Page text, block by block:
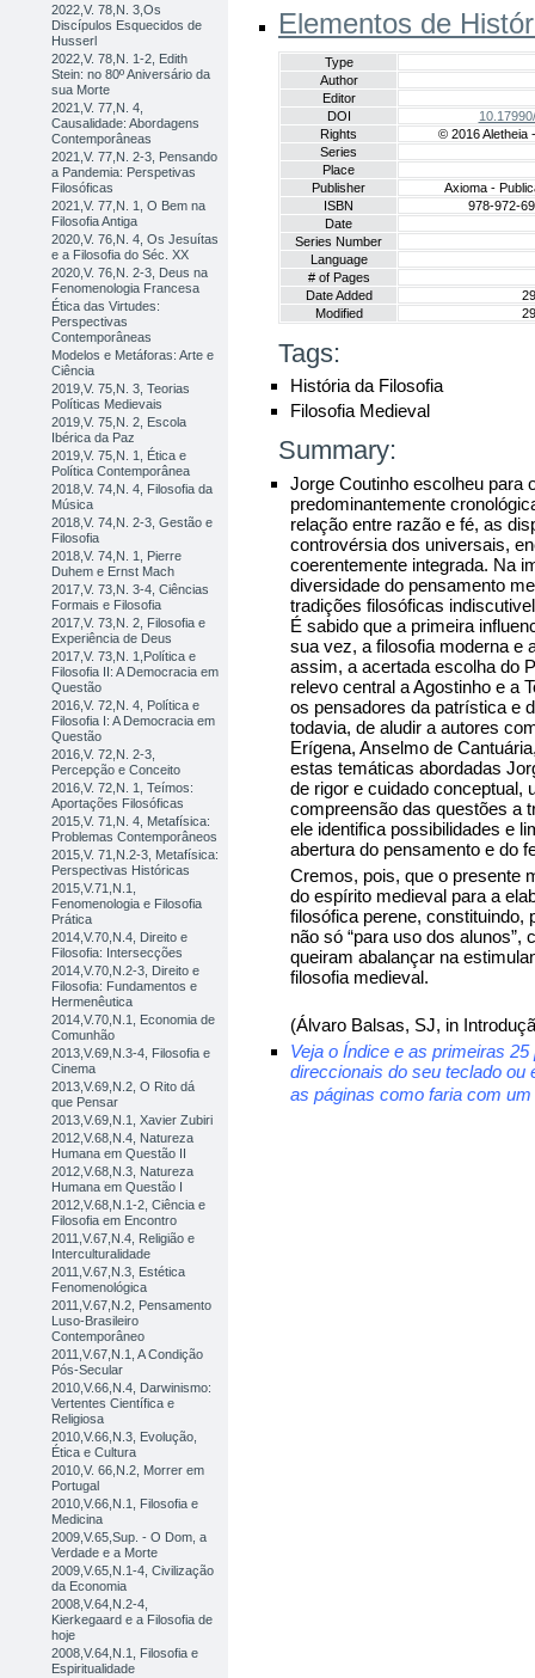
2022,V. 78,N. 3,Os
Discípulos Esquecidos de
Husserl
2022,V. 78,N. 1-2, Edith
Stein: no 80º Aniversário da
sua Morte
2021,V. 77,N. 4,
Causalidade: Abordagens
Contemporâneas
2021,V. 77,N. 2-3, Pensando
a Pandemia: Perspetivas
Filosóficas
2021,V. 77,N. 1, O Bem na
Filosofia Antiga
2020,V. 76,N. 4, Os Jesuítas
e a Filosofia do Séc. XX
2020,V. 76,N. 2-3, Deus na
Fenomenologia Francesa
Ética das Virtudes:
Perspectivas
Contemporâneas
Modelos e Metáforas: Arte e
Ciência
2019,V. 75,N. 3, Teorias
Políticas Medievais
2019,V. 75,N. 2, Escola
Ibérica da Paz
2019,V. 75,N. 1, Ética e
Política Contemporânea
2018,V. 74,N. 4, Filosofia da
Música
2018,V. 74,N. 2-3, Gestão e
Filosofia
2018,V. 74,N. 1, Pierre
Duhem e Ernst Mach
2017,V. 73,N. 3-4, Ciências
Formais e Filosofia
2017,V. 73,N. 2, Filosofia e
Experiência de Deus
2017,V. 73,N. 1,Política e
Filosofia II: A Democracia em
Questão
2016,V. 72,N. 4, Política e
Filosofia I: A Democracia em
Questão
2016,V. 72,N. 2-3,
Percepção e Conceito
2016,V. 72,N. 1, Teímos:
Aportações Filosóficas
2015,V. 71,N. 4, Metafísica:
Problemas Contemporâneos
2015,V. 71,N.2-3, Metafísica:
Perspectivas Históricas
2015,V.71,N.1,
Fenomenologia e Filosofia
Prática
2014,V.70,N.4, Direito e
Filosofia: Intersecções
2014,V.70,N.2-3, Direito e
Filosofia: Fundamentos e
Hermenêutica
2014,V.70,N.1, Economia de
Comunhão
2013,V.69,N.3-4, Filosofia e
Cinema
2013,V.69,N.2, O Rito dá
que Pensar
2013,V.69,N.1, Xavier Zubiri
2012,V.68,N.4, Natureza
Humana em Questão II
2012,V.68,N.3, Natureza
Humana em Questão I
2012,V.68,N.1-2, Ciência e
Filosofia em Encontro
2011,V.67,N.4, Religião e
Interculturalidade
2011,V.67,N.3, Estética
Fenomenológica
2011,V.67,N.2, Pensamento
Luso-Brasileiro
Contemporâneo
2011,V.67,N.1, A Condição
Pós-Secular
2010,V.66,N.4, Darwinismo:
Vertentes Científica e
Religiosa
2010,V.66,N.3, Evolução,
Ética e Cultura
2010,V. 66,N.2, Morrer em
Portugal
2010,V.66,N.1, Filosofia e
Medicina
2009,V.65,Sup. - O Dom, a
Verdade e a Morte
2009,V.65,N.1-4, Civilização
da Economia
2008,V.64,N.2-4,
Kierkegaard e a Filosofia de
hoje
2008,V.64,N.1, Filosofia e
Espiritualidade
Elementos de
Type
Author
Editor
DOI
Rights
© 2016 Aletheia -
Series
Place
Publisher
Axioma -
ISBN
978-972-
Date
Series Number
Language
# of Pages
Date Added
Modified
Tags:
História da Filosofia
Filosofia Medieval
Summary:
Jorge Coutinho escolheu para
predominantemente
relação entre razão e fé, as
controvérsia dos universais,
coerentemente integrada. Na
diversidade do pensamento
tradições filosóficas
É sabido que a primeira
sua vez, a filosofia moderna e
assim, a acertada escolha do
relevo central a Agostinho e a
os pensadores da patrística e
todavia, de aludir a autores
Erígena, Anselmo de
estas temáticas abordadas
de rigor e cuidado conceptual,
compreensão das questões a
ele identifica possibilidades e
abertura do pensamento e do
Cremos, pois, que o presente
do espírito medieval para a
filosófica perene, constituindo,
não só “para uso dos
queiram abalançar na
filosofia medieval.
(Álvaro Balsas, SJ, in
Veja o Índice e as primeiras
direccionais do seu teclado ou
as páginas como faria com